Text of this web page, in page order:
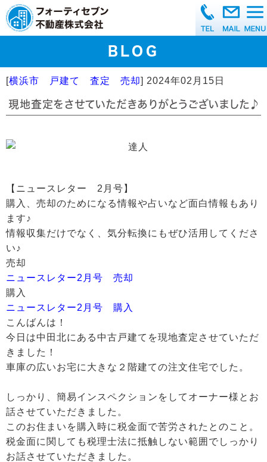
BLOG
[横浜市 戸建て 査定 売却] 2024年02月15日
現地査定をさせていただきありがとうございました♪
【ニュースレター 2月号】
購入、売却のためになる情報や占いなど面白情報もあり
ます♪
情報収集だけでなく、気分転換にもぜひ活用してくださ
い♪
売却
ニュースレター2月号 売却
購入
ニュースレター2月号 購入
こんばんは！
今日は中田北にある中古戸建てを現地査定させていただ
きました！
車庫の広いお宅に大きな２階建ての注文住宅でした。
しっかり、簡易インスペクションをしてオーナー様とお
話させていただきました。
このお住まいを購入時に税金面で苦労されたとのこと。
税金面に関しても税理士法に抵触しない範囲でしっかり
お話させていただきました。